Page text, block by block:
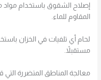
إصلاح الشقوق باستخدام مواد
المقاوم للماء.
لحام أي تلفيات في الخزان
مستقبلاً.
معالجة المناطق المتضررة التي